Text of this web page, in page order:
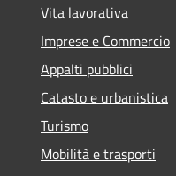
Vita lavorativa
Imprese e Commercio
Appalti pubblici
Catasto e urbanistica
Turismo
Mobilità e trasporti